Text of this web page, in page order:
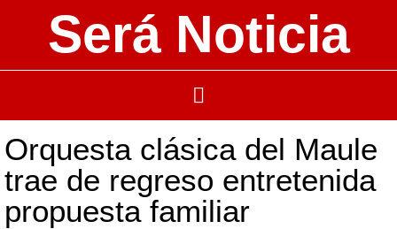
Será Noticia
Orquesta clásica del Maule
trae de regreso entretenida
propuesta familiar